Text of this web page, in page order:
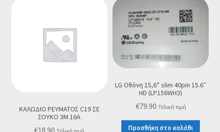
ΚΑΛΩΔΙΟ ΡΕΥΜΑΤΟΣ C19 ΣΕ
ΣΟΥΚΟ 3M 16A
LG Οθόνη 15,6” slim 40pin 15.6″
HD (LP156WH3)
€79.90 Τελική τιμή
Προσθήκη στο καλάθι